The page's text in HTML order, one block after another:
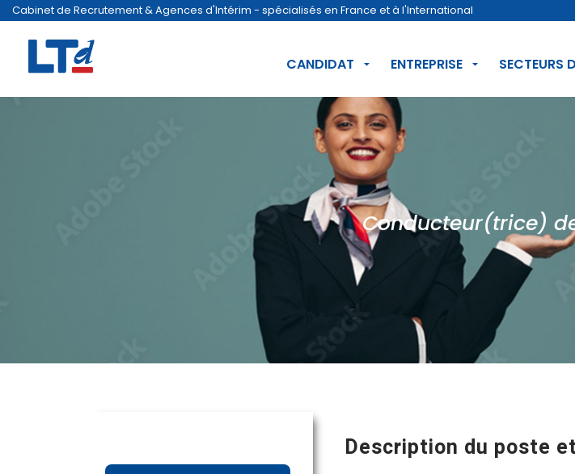
Cabinet de Recrutement & Agences d'Intérim - spécialisés en France et à l'International
CANDIDAT ENTREPRISE SECTEURS
Conducteur(trice)
Description du poste